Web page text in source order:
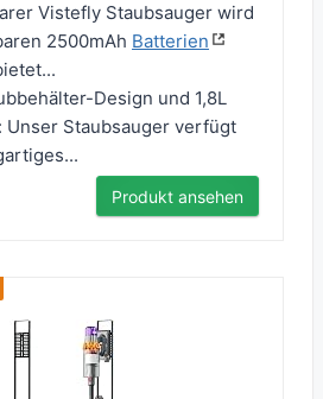
Vistefly Staubsauger wird
2500mAh Batterien
Design und 1,8L
Unser Staubsauger verfügt
Produkt ansehen